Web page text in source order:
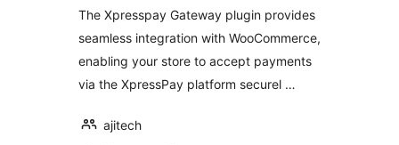
The Xpresspay Gateway plugin provides
seamless integration with WooCommerce,
enabling your store to accept payments
via the XpressPay platform securel …
ajitech